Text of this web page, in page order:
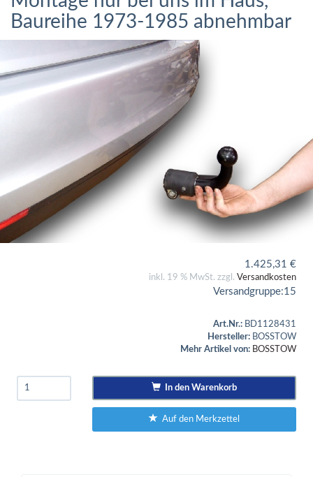
Baureihe 1973-1985 abnehmbar
1.425,31 €
inkl. 19 % MwSt. zzgl. Versandkosten
Versandgruppe:15
Art.Nr.: BD1128431
Hersteller: BOSSTOW
Mehr Artikel von: BOSSTOW
In den Warenkorb
Auf den Merkzettel